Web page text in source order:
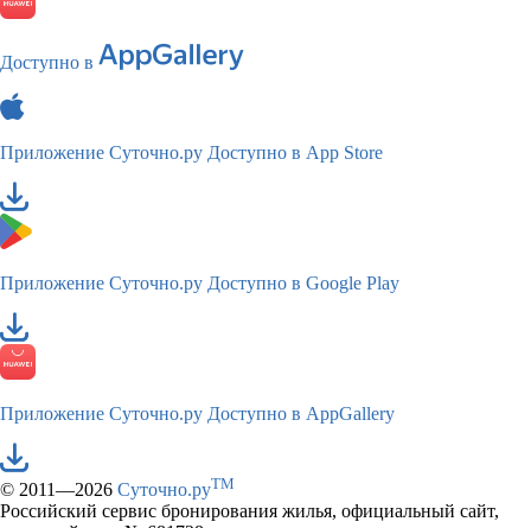
Доступно в
Приложение Суточно.ру Доступно в App Store
Приложение Суточно.ру Доступно в Google Play
Приложение Суточно.ру Доступно в AppGallery
© 2011—2026 Суточно.руTM
Российский сервис бронирования жилья, официальный сайт,